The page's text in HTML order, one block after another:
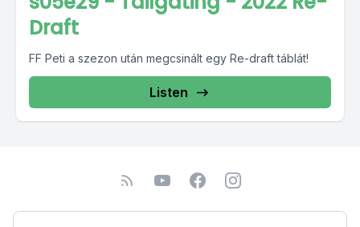
Draft
FF Peti a szezon után megcsinált egy Re-draft táblát!
Listen